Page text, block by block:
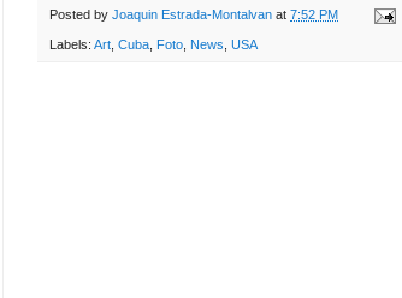
Posted by Joaquin Estrada-Montalvan at 7:52 PM
Labels: Art Cuba Foto News USA